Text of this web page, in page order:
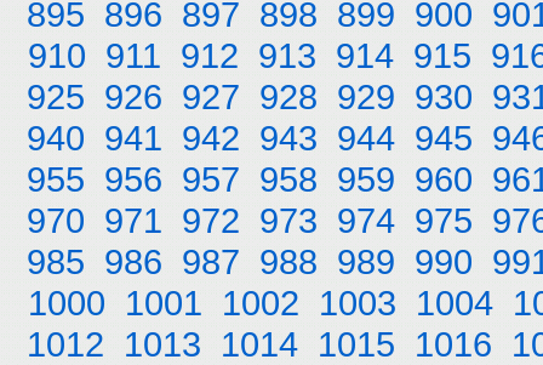
895 896 897 898 899 900
910 911 912 913 914 915
925 926 927 928 929 930
940 941 942 943 944 945
955 956 957 958 959 960
970 971 972 973 974 975
985 986 987 988 989 990
1000 1001 1002 1003 1004
1012 1013 1014 1015 1016